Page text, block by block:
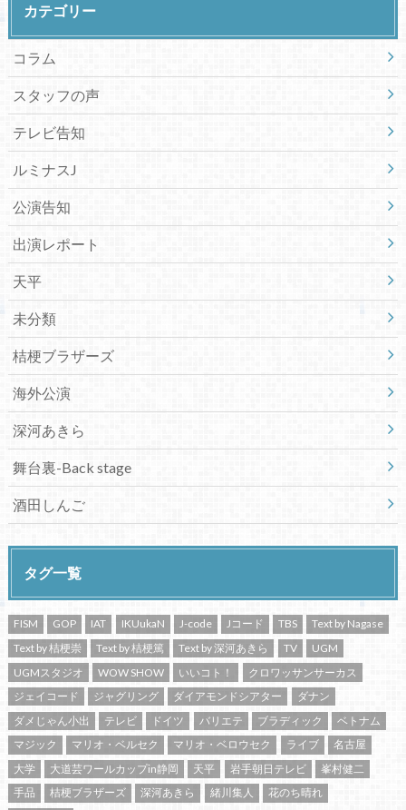
カテゴリー
コラム
スタッフの声
テレビ告知
ルミナスJ
公演告知
出演レポート
天平
未分類
桔梗ブラザーズ
海外公演
深河あきら
舞台裏-Back stage
酒田しんご
タグ一覧
FISM GOP IAT IKUukaN J-code Jコード TBS
Text by Nagase
Text by 桔梗崇
Text by 桔梗篤 Text by 深河あきら TV
UGM
UGMスタジオ
WOW SHOW いいコト！
クロワッサンサーカス
ジェイコード
ジャグリング ダイアモンドシアター
ダナン
ダメじゃん小出
テレビ ドイツ バリエテ ブラディック
ベトナム
マジック
マリオ・ベルセク マリオ・ベロウセク ライブ
名古屋
大学
大道芸ワールカップin静岡 天平 岩手朝日テレビ
峯村健二
手品
桔梗ブラザーズ 深河あきら 緒川集人 花のち晴れ